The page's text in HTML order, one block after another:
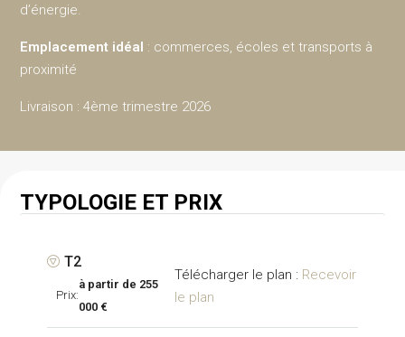
d’énergie.
Emplacement idéal : commerces, écoles et transports à
proximité
Livraison : 4ème trimestre 2026
TYPOLOGIE ET PRIX
T2
Prix:
255
000 €
Recevoir
le plan